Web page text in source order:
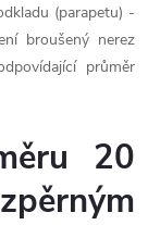
(parapetu) -
broušený nerez
průměr
20